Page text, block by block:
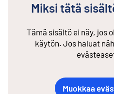
Miksi tätä
Tämä sisältö ei näy, jos
käytön. Jos haluat
Muokkaa